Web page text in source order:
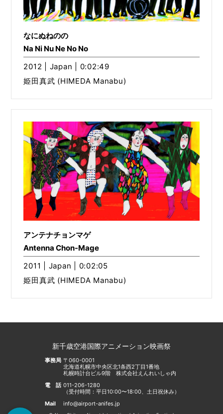
なにぬねのの
Na Ni Nu Ne No No
2012 | Japan | 0:02:49
姫田真武 (HIMEDA Manabu)
アンテナチョンマゲ
Antenna Chon-Mage
2011 | Japan | 0:02:05
姫田真武 (HIMEDA Manabu)
新千歳空港国際アニメーション映画祭
事務局 〒060-0001
北海道札幌市中央区北1条西2丁目1番地
札幌時計台ビル9階 株式会社えんれいしゃ内
電話 011-206-1280
（受付時間：平日10:00〜18:00、土日祝休み）
Mail
info@airport-anifes.jp